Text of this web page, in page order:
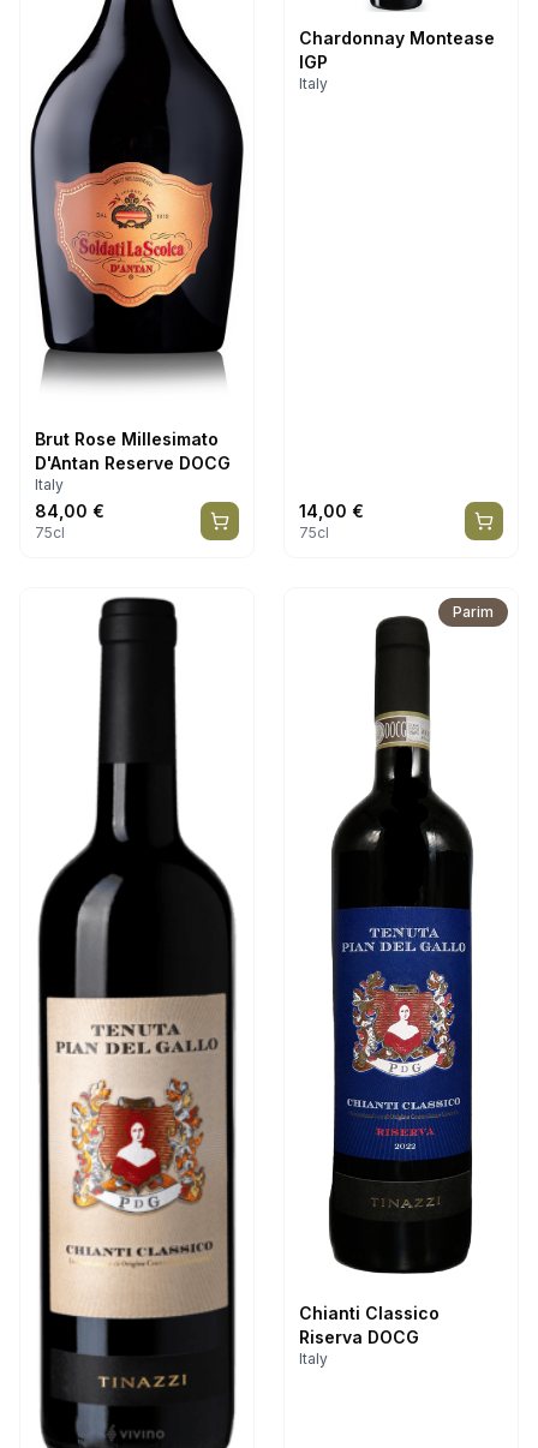
Brut Rose Millesimato
D'Antan Reserve DOCG
Italy
84,00 €
75cl
Chardonnay Montease
IGP
Italy
14,00 €
75cl
Parim
Chianti Classico
Riserva DOCG
Italy